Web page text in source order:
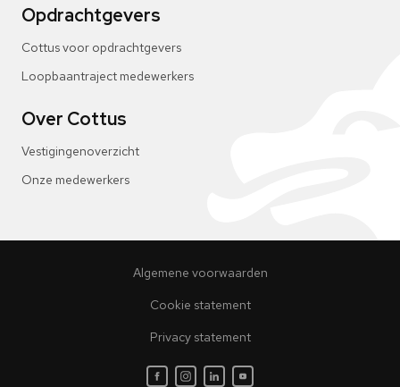
Opdrachtgevers
Cottus voor opdrachtgevers
Loopbaantraject medewerkers
Over Cottus
Vestigingenoverzicht
Onze medewerkers
Algemene voorwaarden
Cookie statement
Privacy statement